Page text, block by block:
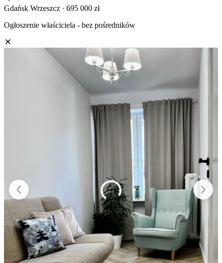
Gdańsk Wrzeszcz · 695 000 zł
Ogłoszenie właściciela - bez pośredników